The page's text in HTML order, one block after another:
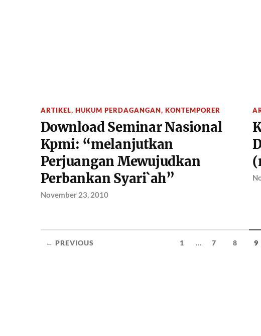
ARTIKEL, HUKUM PERDAGANGAN, KONTEMPORER
Download Seminar Nasional
Kpmi: “melanjutkan
Perjuangan Mewujudkan
Perbankan Syari`ah”
November 23, 2010
← PREVIOUS 1 ... 7 8 9